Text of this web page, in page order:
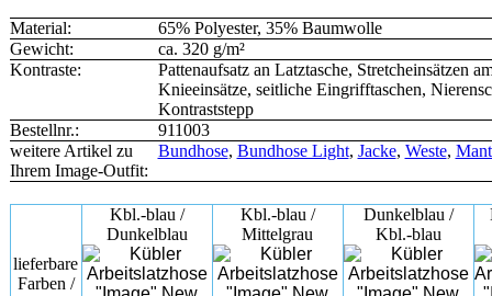
Material:
65% Polyester, 35% Baumwolle
Gewicht:
ca. 320 g/m²
Kontraste:
Pattenaufsatz an Latztasche, Stretcheinsätzen
Knieeinsätze, seitliche Eingrifftaschen,
Kontraststepp
Bestellnr.:
911003
weitere Artikel zu
Ihrem Image-Outfit:
Bundhose, Bundhose Light, Jacke, Weste,
lieferbare
Farben /
Kbl.-blau /
Dunkelblau
Kbl.-blau /
Mittelgrau
Dunkelblau /
Kbl.-blau